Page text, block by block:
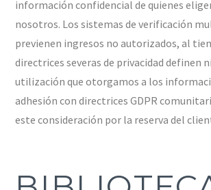
información confidencial de quienes
nosotros. Los sistemas de verificación
previenen ingresos no autorizados, al
directrices severas de privacidad definen
utilización que otorgamos a los
adhesión con directrices GDPR
este consideración por la reserva del